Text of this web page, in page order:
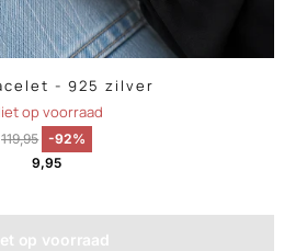
- 925 zilver
op voorraad
119,95 -92%
9,95
op voorraad